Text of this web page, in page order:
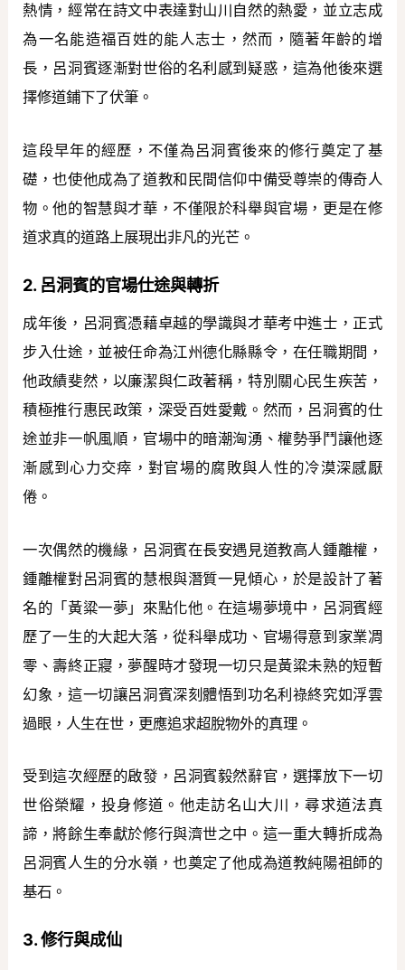
熱情，經常在詩文中表達對山川自然的熱愛，並立志成
為一名能造福百姓的能人志士，然而，隨著年齡的增
長，呂洞賓逐漸對世俗的名利感到疑惑，這為他後來選
擇修道鋪下了伏筆。
這段早年的經歷，不僅為呂洞賓後來的修行奠定了基
礎，也使他成為了道教和民間信仰中備受尊崇的傳奇人
物。他的智慧與才華，不僅限於科舉與官場，更是在修
道求真的道路上展現出非凡的光芒。
2. 呂洞賓的官場仕途與轉折
成年後，呂洞賓憑藉卓越的學識與才華考中進士，正式
步入仕途，並被任命為江州德化縣縣令，在任職期間，
他政績斐然，以廉潔與仁政著稱，特別關心民生疾苦，
積極推行惠民政策，深受百姓愛戴。然而，呂洞賓的仕
途並非一帆風順，官場中的暗潮洶湧、權勢爭鬥讓他逐
漸感到心力交瘁，對官場的腐敗與人性的冷漠深感厭
倦。
一次偶然的機緣，呂洞賓在長安遇見道教高人鍾離權，
鍾離權對呂洞賓的慧根與潛質一見傾心，於是設計了著
名的「黃粱一夢」來點化他。在這場夢境中，呂洞賓經
歷了一生的大起大落，從科舉成功、官場得意到家業凋
零、壽終正寢，夢醒時才發現一切只是黃粱未熟的短暫
幻象，這一切讓呂洞賓深刻體悟到功名利祿終究如浮雲
過眼，人生在世，更應追求超脫物外的真理。
受到這次經歷的啟發，呂洞賓毅然辭官，選擇放下一切
世俗榮耀，投身修道。他走訪名山大川，尋求道法真
諦，將餘生奉獻於修行與濟世之中。這一重大轉折成為
呂洞賓人生的分水嶺，也奠定了他成為道教純陽祖師的
基石。
3. 修行與成仙